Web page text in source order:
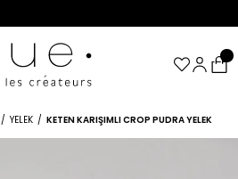
YELEK KETEN KARIŞIMLI CROP PUDRA YELEK